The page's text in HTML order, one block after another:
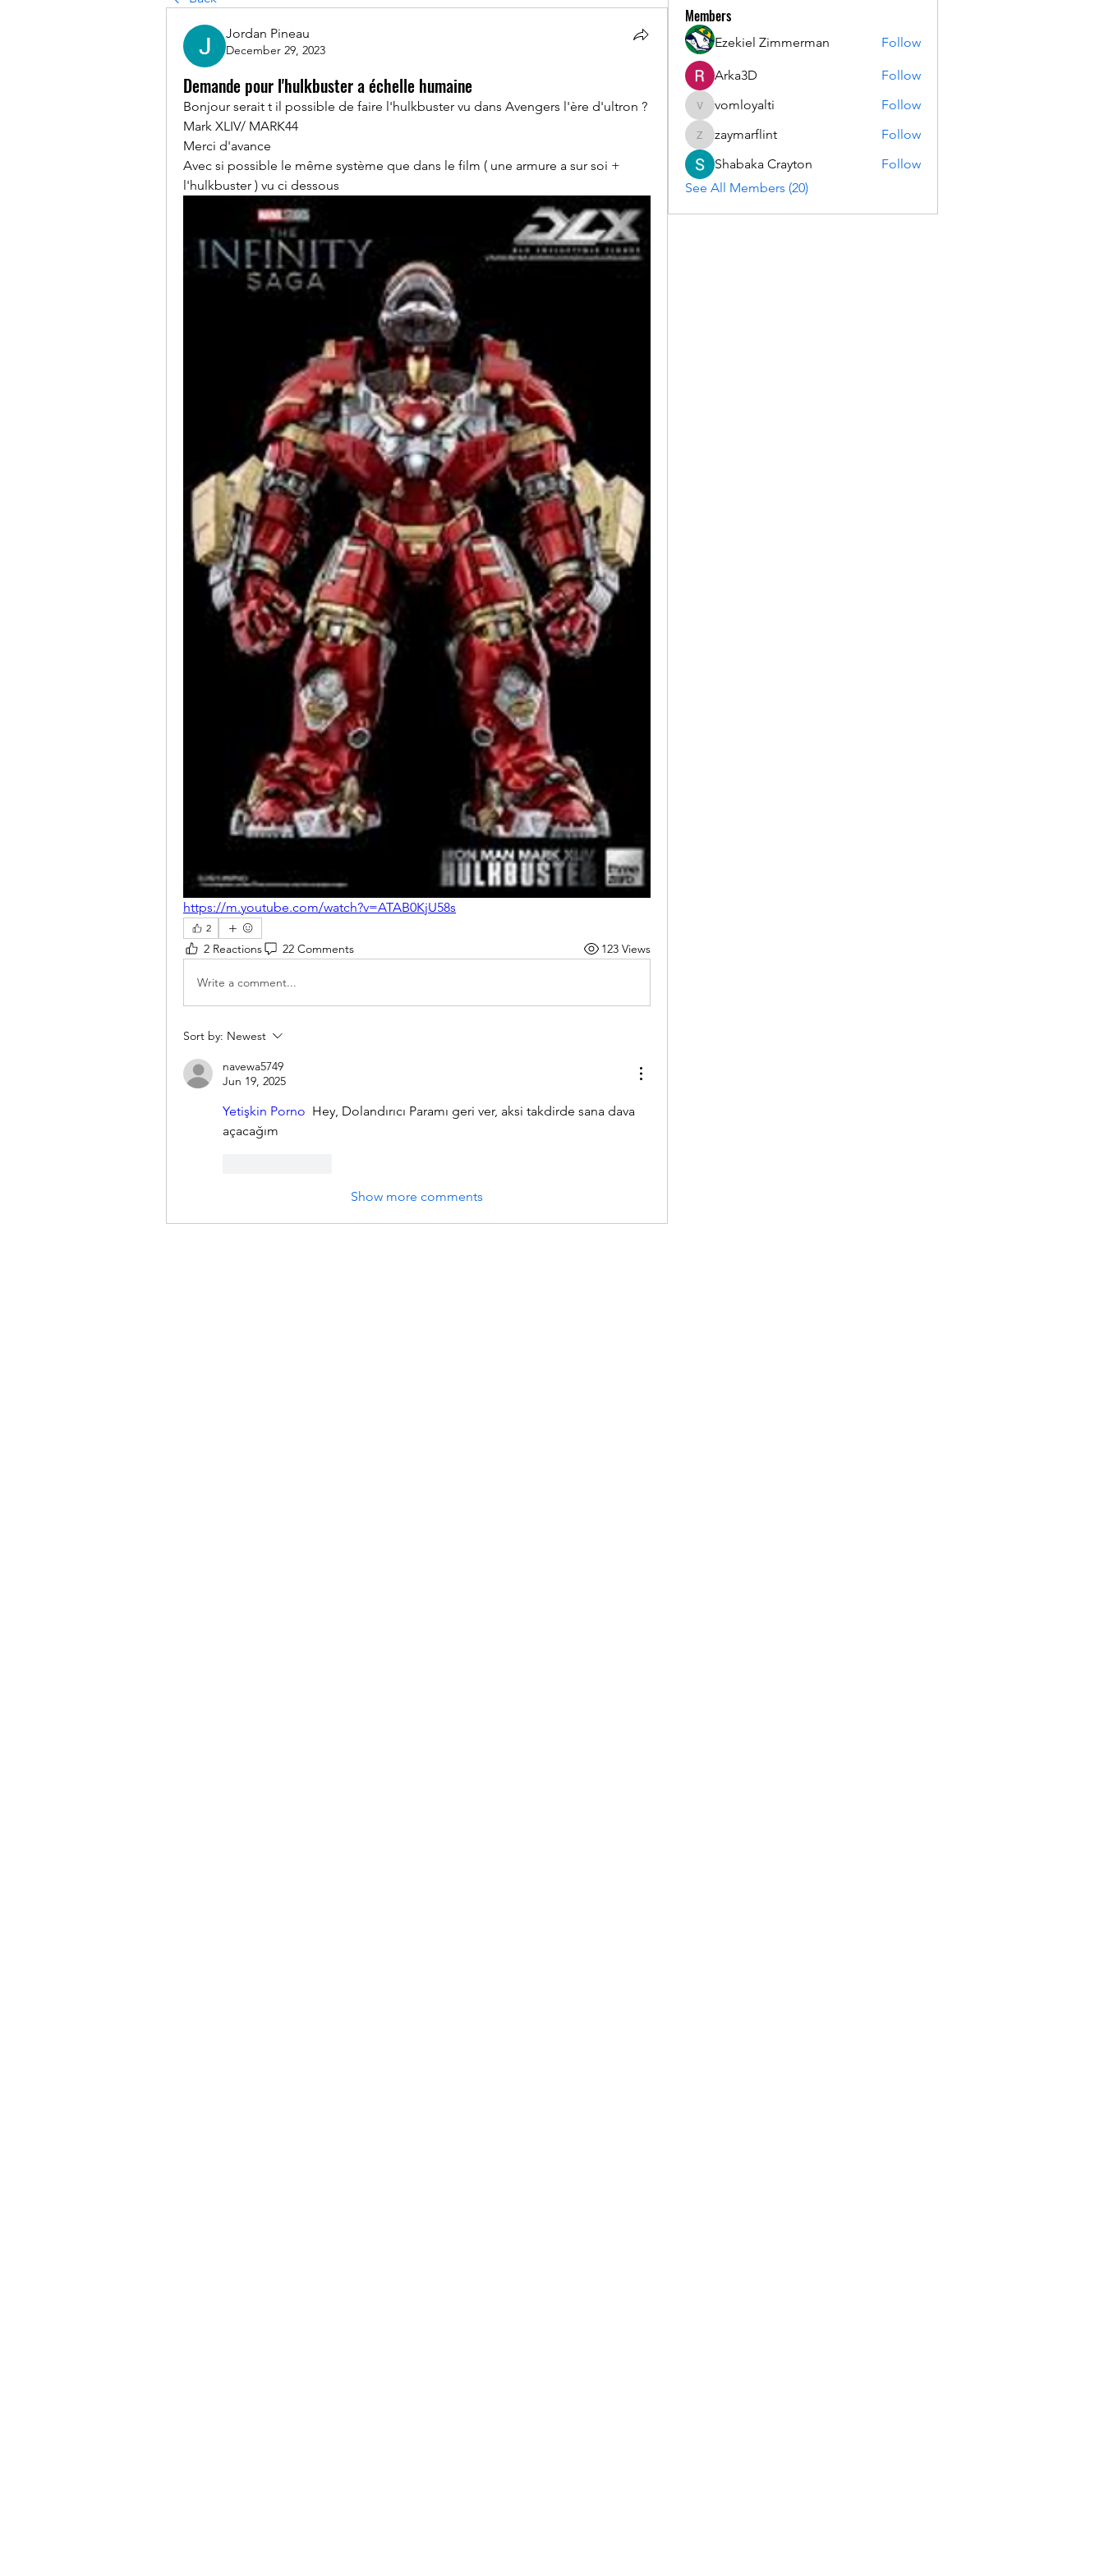
Jordan Pineau
December 29, 2023
Demande pour l'hulkbuster a échelle humaine
Bonjour serait t il possible de faire l'hulkbuster vu dans Avengers l'ère d'ultron ?
Mark XLIV/ MARK44
Merci d'avance
Avec si possible le même système que dans le film ( une armure a sur soi +
l'hulkbuster ) vu ci dessous
https://m.youtube.com/watch?v=ATAB0KjU58s
2
2 Reactions 22 Comments 123 Views
Write a comment...
Sort by: Newest
navewa5749
Jun 19, 2025
Yetişkin Porno Hey, Dolandırıcı Paramı geri ver, aksi takdirde sana dava
açacağım
Show more comments
Members
Ezekiel Zimmerman Follow
Arka3D Follow
vomloyalti
vomloyalti Follow
zaymarflint
zaymarflint
Follow
Shabaka Crayton
Follow
See All Members (20)